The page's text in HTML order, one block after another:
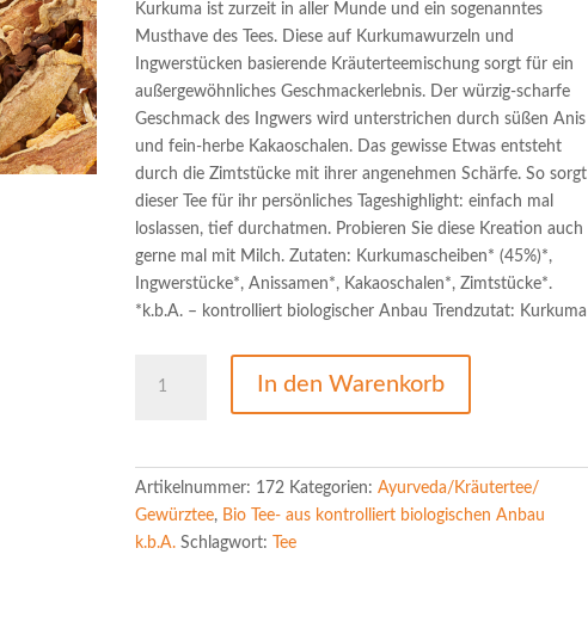
Kurkuma ist zurzeit in aller Munde und ein sogenanntes
Must­have des Tees. Diese auf Kurkumawurzeln und
Ingwerstücken basierende Kräuterteemischung sorgt für ein
außergewöhnliches Geschmackerlebnis. Der würzig-scharfe
Geschmack des Ingwers wird unterstrichen durch süßen Anis
und fein-herbe Kakaoschalen. Das gewisse Etwas entsteht
durch die Zimtstücke mit ihrer angenehmen Schärfe. So sorgt
dieser Tee für ihr persönliches Tageshighlight: einfach mal
loslassen, tief durchatmen. Probieren Sie diese Kreation auch
gerne mal mit Milch. Zutaten: Kurkumascheiben* (45%)*,
Ingwerstücke*, Anissamen*, Kakaoschalen*, Zimtstücke*.
*k.b.A. – kontrolliert biologischer Anbau Trendzutat: Kurkuma
"Kurkuma
Menge
In den Warenkorb
Artikelnummer: 172 Kategorien:Ayurveda/Kräutertee/
Gewürztee, Bio Tee- aus kontrolliert biologischen Anbau
k.b.A. Schlagwort: Tee